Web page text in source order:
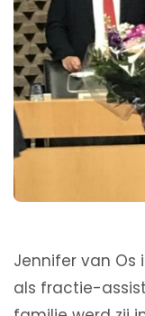
Jennifer van
als fractie-